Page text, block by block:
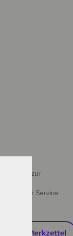
oder zur
Service
Auf den Merkzettel